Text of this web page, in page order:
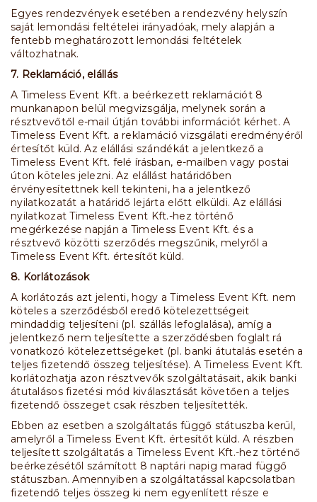
Egyes rendezvények esetében a rendezvény helyszín
saját lemondási feltételei irányadóak, mely alapján a
fentebb meghatározott lemondási feltételek
változhatnak.
7. Reklamáció, elállás
A Timeless Event Kft. a beérkezett reklamációt 8
munkanapon belül megvizsgálja, melynek során a
résztvevőtől e-mail útján további információt kérhet. A
Timeless Event Kft. a reklamáció vizsgálati eredményéről
értesítőt küld. Az elállási szándékát a jelentkező a
Timeless Event Kft. felé írásban, e-mailben vagy postai
úton köteles jelezni. Az elállást határidőben
érvényesítettnek kell tekinteni, ha a jelentkező
nyilatkozatát a határidő lejárta előtt elküldi. Az elállási
nyilatkozat Timeless Event Kft.-hez történő
megérkezése napján a Timeless Event Kft. és a
résztvevő közötti szerződés megszűnik, melyről a
Timeless Event Kft. értesítőt küld.
8. Korlátozások
A korlátozás azt jelenti, hogy a Timeless Event Kft. nem
köteles a szerződésből eredő kötelezettségeit
mindaddig teljesíteni (pl. szállás lefoglalása), amíg a
jelentkező nem teljesítette a szerződésben foglalt rá
vonatkozó kötelezettségeket (pl. banki átutalás esetén a
teljes fizetendő összeg teljesítése). A Timeless Event Kft.
korlátozhatja azon résztvevők szolgáltatásait, akik banki
átutalásos fizetési mód kiválasztását követően a teljes
fizetendő összeget csak részben teljesítették.
Ebben az esetben a szolgáltatás függő státuszba kerül,
amelyről a Timeless Event Kft. értesítőt küld. A részben
teljesített szolgáltatás a Timeless Event Kft.-hez történő
beérkezésétől számított 8 naptári napig marad függő
státuszban. Amennyiben a szolgáltatással kapcsolatban
fizetendő teljes összeg ki nem egyenlített része e